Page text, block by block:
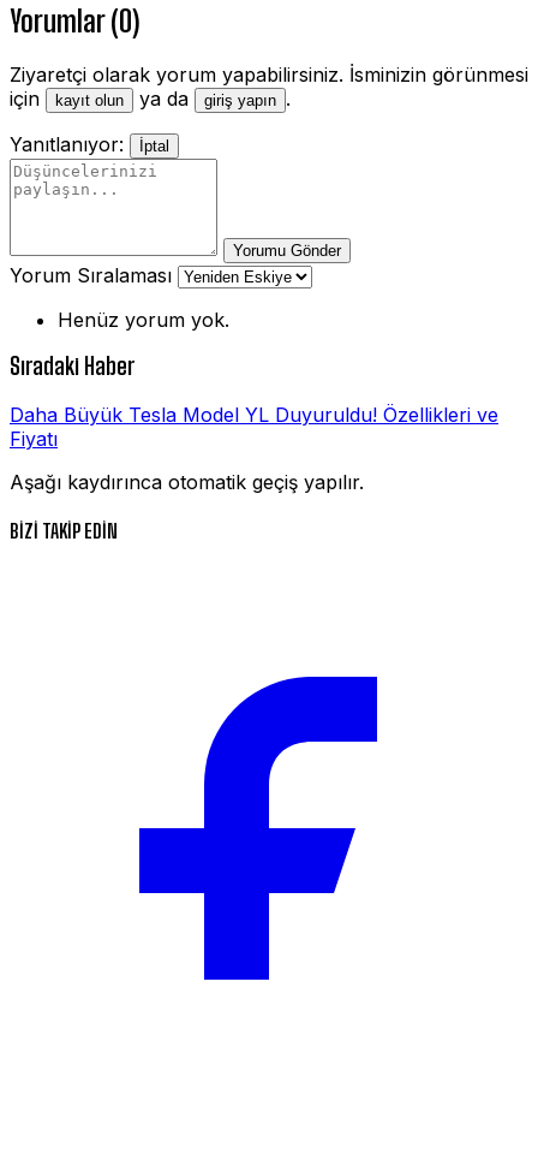
Yorumlar (0)
Ziyaretçi olarak yorum yapabilirsiniz. İsminizin görünmesi
için
kayıt olun ya da giriş yapın .
Yanıtlanıyor:
İptal
Yorumu Gönder
Yorum Sıralaması
Henüz yorum yok.
Sıradaki Haber
Daha Büyük Tesla Model YL Duyuruldu! Özellikleri ve
Fiyatı
Aşağı kaydırınca otomatik geçiş yapılır.
BİZİ TAKİP EDİN